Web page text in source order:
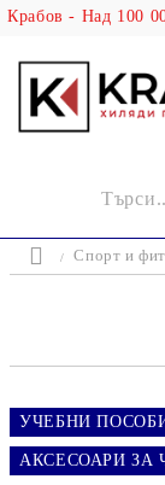
Спорт и
УЧЕБНИ
АКСЕСОАРИ ЗА